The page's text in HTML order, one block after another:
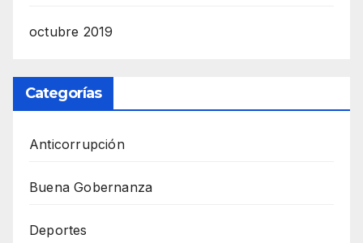
octubre 2019
Categorías
Anticorrupción
Buena Gobernanza
Deportes